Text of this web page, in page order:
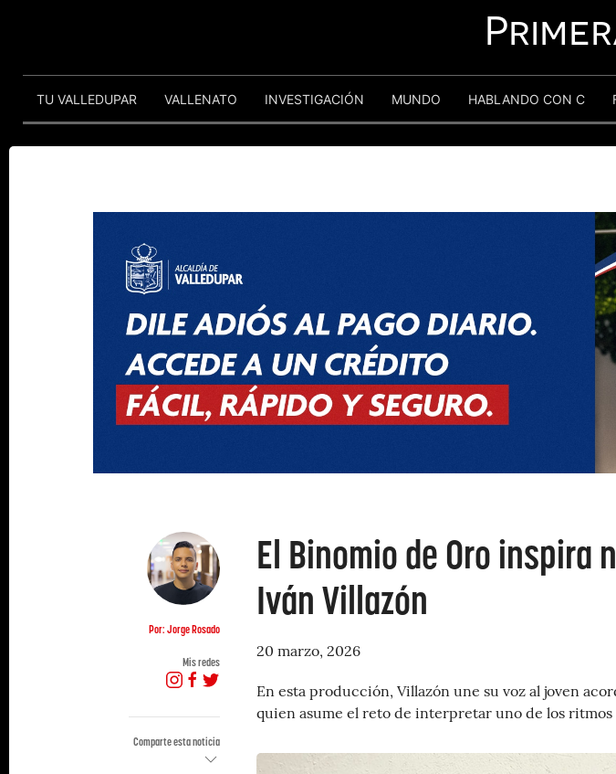
TU VALLEDUPAR VALLENATO INVESTIGACIÓN MUNDO HABLANDO CON C
Por: Jorge Rosado
Mis redes
Comparte esta noticia
El Binomio de Oro inspira
Iván Villazón
20 marzo, 2026
En esta producción, Villazón une su voz al joven
quien asume el reto de interpretar uno de los ritmos